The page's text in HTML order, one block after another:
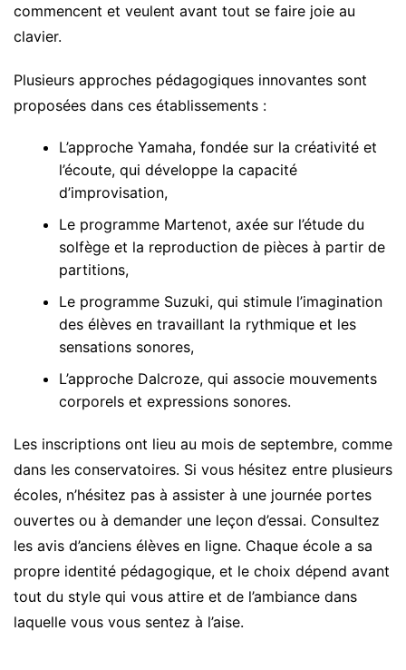
commencent et veulent avant tout se faire joie au
clavier.
Plusieurs approches pédagogiques innovantes sont
proposées dans ces établissements :
L’approche Yamaha, fondée sur la créativité et
l’écoute, qui développe la capacité
d’improvisation,
Le programme Martenot, axée sur l’étude du
solfège et la reproduction de pièces à partir de
partitions,
Le programme Suzuki, qui stimule l’imagination
des élèves en travaillant la rythmique et les
sensations sonores,
L’approche Dalcroze, qui associe mouvements
corporels et expressions sonores.
Les inscriptions ont lieu au mois de septembre, comme
dans les conservatoires. Si vous hésitez entre plusieurs
écoles, n’hésitez pas à assister à une journée portes
ouvertes ou à demander une leçon d’essai. Consultez
les avis d’anciens élèves en ligne. Chaque école a sa
propre identité pédagogique, et le choix dépend avant
tout du style qui vous attire et de l’ambiance dans
laquelle vous vous sentez à l’aise.